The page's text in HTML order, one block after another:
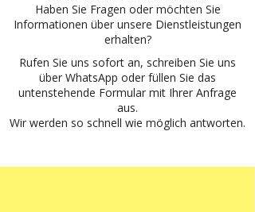
Haben Sie Fragen oder möchten Sie
Informationen über unsere Dienstleistungen
erhalten?
Rufen Sie uns sofort an, schreiben Sie uns
über WhatsApp oder füllen Sie das
untenstehende Formular mit Ihrer Anfrage
aus.
Wir werden so schnell wie möglich antworten.